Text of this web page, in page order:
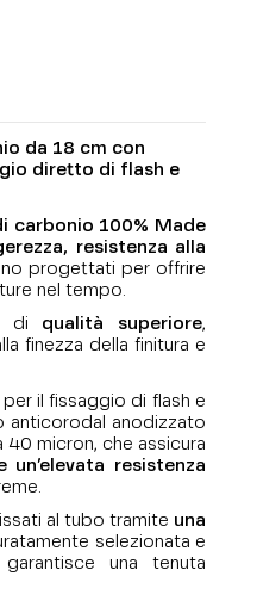
da 18 cm con
diretto di flash e
carbonio 100% Made
resistenza alla
progettati per offrire
nel tempo.
di qualità superiore,
finezza della finitura e
per il fissaggio di flash e
anticorodal anodizzato
micron, che assicura
un’elevata resistenza
al tubo tramite una
selezionata e
una tenuta